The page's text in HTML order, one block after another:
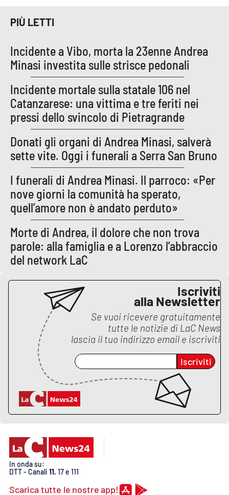
Good Morning Vietnam
Parchi Marini Calabria
Leggendo Alvaro insieme
Imprese Di Calabria
Le perfidie di Antonella Grippo
Venti di comunicazione
STREAMING
LaC TV
LaC Network
LaC OnAir
Catanzaro
Crotone
Vibo Valentia
Reggio Calabria
Lamezia Terme
PIÙ LETTI
Incidente a Vibo, morta la 23enne Andrea
Minasi investita sulle strisce pedonali
Incidente mortale sulla statale 106 nel
Catanzarese: una vittima e tre feriti nei
pressi dello svincolo di Pietragrande
Donati gli organi di Andrea Minasi, salverà
sette vite. Oggi i funerali a Serra San Bruno
I funerali di Andrea Minasi. Il parroco: «Per
nove giorni la comunità ha sperato,
quell’amore non è andato perduto»
Morte di Andrea, il dolore che non trova
parole: alla famiglia e a Lorenzo l’abbraccio
del network LaC
Iscriviti
alla Newsletter
Se vuoi ricevere gratuitamente
tutte le notizie di LaC News
lascia il tuo indirizzo email e iscriviti
Iscriviti
In onda su:
DTT - Canali 11, 17 e 111
Scarica tutte le nostre app!